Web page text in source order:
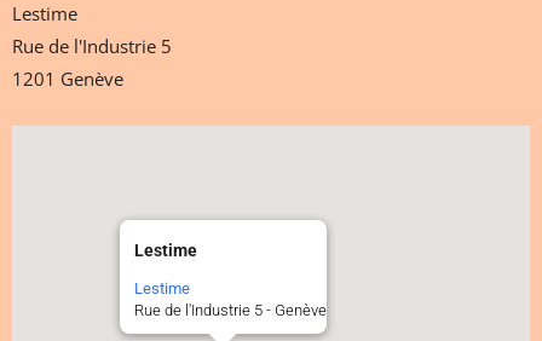
Lestime
Rue de l'Industrie 5
1201 Genève
Lestime
Lestime
Rue de l'Industrie 5 - Genève